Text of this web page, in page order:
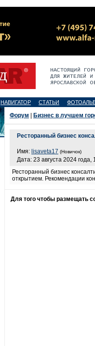
НАВИГАТОР СТАТЬИ
Форум Бизнес в лучшем
Ресторанный бизнес
Имя: lisaveta17 (Новичок)
Дата: 23 августа 2024 года,
Ресторанный бизнес
открытием. Рекомендации
Для того чтобы размещать